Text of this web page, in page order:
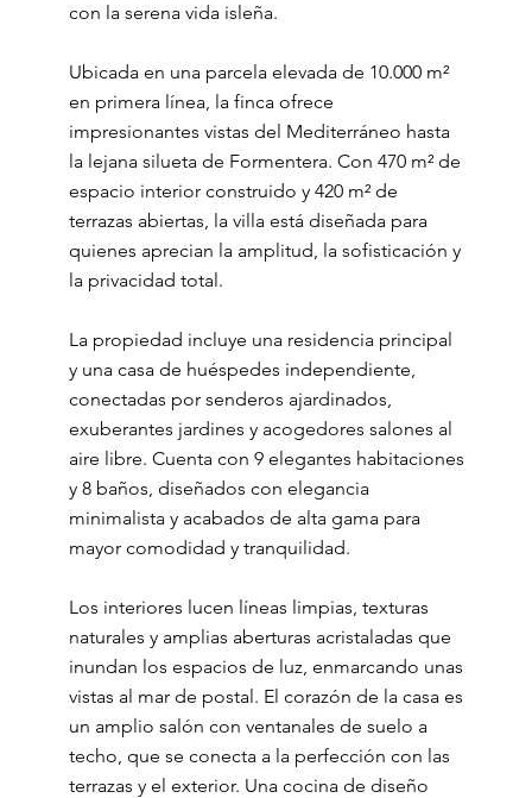
con la serena vida isleña.
Ubicada en una parcela elevada de 10.000 m²
en primera línea, la finca ofrece
impresionantes vistas del Mediterráneo hasta
la lejana silueta de Formentera. Con 470 m² de
espacio interior construido y 420 m² de
terrazas abiertas, la villa está diseñada para
quienes aprecian la amplitud, la sofisticación y
la privacidad total.
La propiedad incluye una residencia principal
y una casa de huéspedes independiente,
conectadas por senderos ajardinados,
exuberantes jardines y acogedores salones al
aire libre. Cuenta con 9 elegantes habitaciones
y 8 baños, diseñados con elegancia
minimalista y acabados de alta gama para
mayor comodidad y tranquilidad.
Los interiores lucen líneas limpias, texturas
naturales y amplias aberturas acristaladas que
inundan los espacios de luz, enmarcando unas
vistas al mar de postal. El corazón de la casa es
un amplio salón con ventanales de suelo a
techo, que se conecta a la perfección con las
terrazas y el exterior. Una cocina de diseño